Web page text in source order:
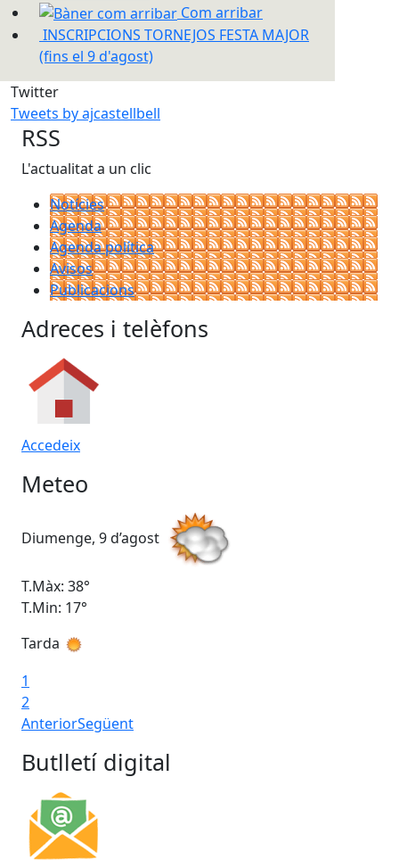
Com arribar
INSCRIPCIONS TORNEJOS FESTA MAJOR
(fins el 9 d'agost)
Twitter
Tweets by ajcastellbell
RSS
L'actualitat a un clic
Notícies
Agenda
Agenda política
Avisos
Publicacions
Adreces i telèfons
Accedeix
Meteo
Diumenge, 9 d’agost
T.Màx: 38°
T.Min: 17°
Tarda
1
2
AnteriorSegüent
Butlletí digital